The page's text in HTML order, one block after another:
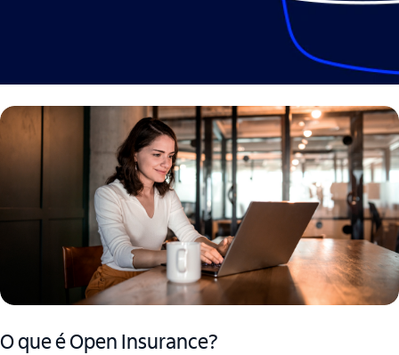
O que é Open Insurance?